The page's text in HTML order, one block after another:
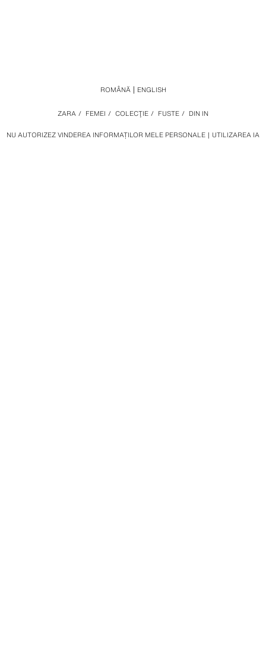
NU AUTORIZEZ VINDEREA INFORMAȚILOR MELE PERSONALE UTILIZAREA IA
ZARA / FEMEI / COLECŢIE / FUSTE / DIN IN
ROMÂNĂ ENGLISH